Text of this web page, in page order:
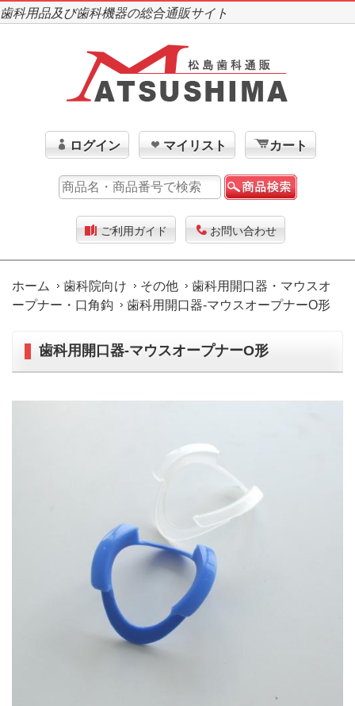
歯科用品及び歯科機器の総合通販サイト
ログイン マイリスト カート
ご利用ガイド お問い合わせ
ホーム 歯科院向け その他
歯科用開口器・マウスオ
ープナー・口角鈎
歯科用開口器-マウスオープナーO形
歯科用開口器-マウスオープナーO形